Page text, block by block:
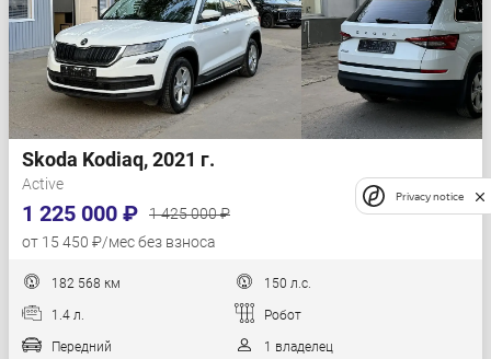
Skoda Kodiaq, 2021 г.
Active
1 225 000 ₽
1 425 000 ₽
от 15 450 ₽/мес без взноса
182 568 км 150 л.с.
1.4 л. Робот
Передний 1 владелец
Privacy notice